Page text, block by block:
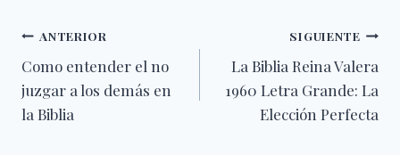
Navegación
de
entradas
ANTERIOR
Como entender el no
juzgar a los demás en
la Biblia
SIGUIENTE
La Biblia Reina Valera
1960 Letra Grande: La
Elección Perfecta